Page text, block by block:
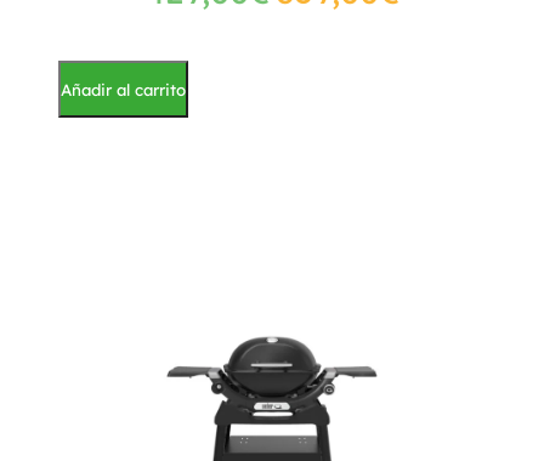
Añadir al carrito